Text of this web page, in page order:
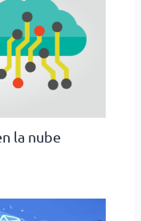
la nube